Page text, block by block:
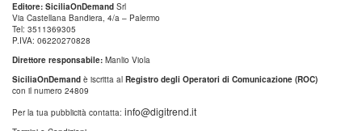
Editore: SiciliaOnDemand Srl
Via Castellana Bandiera, 4/a – Palermo
Tel: 3511369305
P.IVA: 06220270828
Direttore responsabile: Manlio Viola
SiciliaOnDemand è iscritta al Registro degli Operatori di Comunicazione (ROC)
con il numero 24809
Per la tua pubblicità contatta: info@digitrend.it